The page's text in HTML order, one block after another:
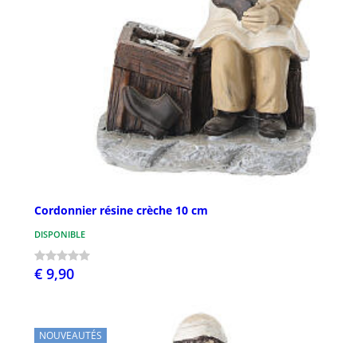
Cordonnier résine crèche 10 cm
DISPONIBLE
€ 9,90
NOUVEAUTÉS